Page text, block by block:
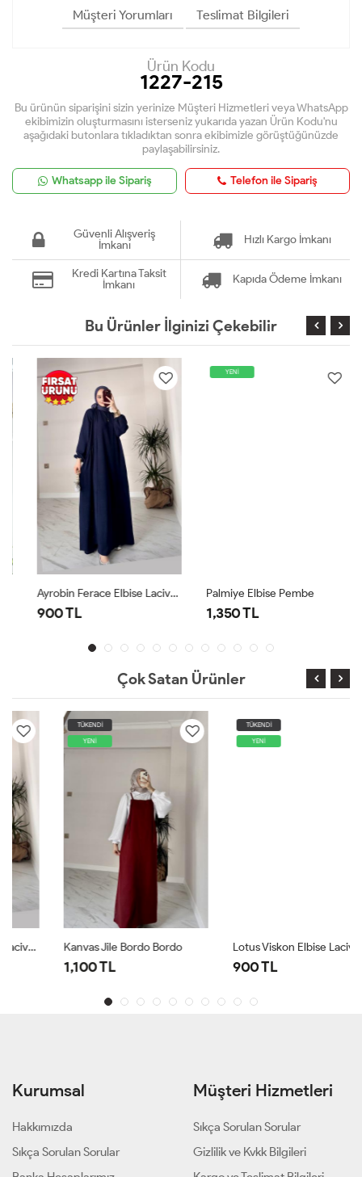
Müşteri Yorumları Teslimat Bilgileri
Ürün Kodu
1227-215
Bu ürünün siparişini sizin yerinize Müşteri Hizmetleri veya WhatsApp
ekibimizin oluşturmasını isterseniz yukarıda yazan Ürün Kodu'nu
aşağıdaki butonlara tıkladıktan sonra ekibimizle görüştüğünüzde
paylaşabilirsiniz.
Whatsapp ile Sipariş Telefon ile Sipariş
Güvenli Alışveriş
İmkanı
Hızlı Kargo İmkanı
Kredi Kartına Taksit
İmkanı
Kapıda Ödeme İmkanı
Bu Ürünler İlginizi Çekebilir
Ayrobin Ferace Elbise Lacivert Lacivert
900 TL
YENİ
Palmiye Elbise Pembe
1,350 TL
Çok Satan Ürünler
Kanvas Jile Bordo Bordo
1,100 TL
Lotus Viskon Elbise Lacivert Ekru Lacivert
900 TL
Kurumsal
Hakkımızda
Sıkça Sorulan Sorular
Müşteri Hizmetleri
Sıkça Sorulan Sorular
Gizlilik ve Kvkk Bilgileri